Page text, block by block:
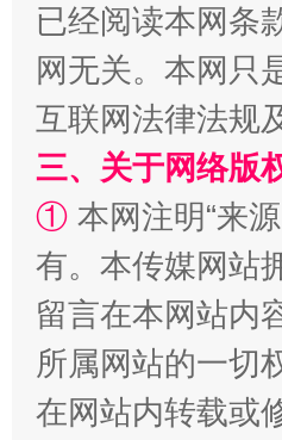
解纷+调解+退费，一次
已经阅读本网条
网无关。本网只
互联网法律法规
三、关于网络版
① 本网注明“来
有。本传媒网站
留言在本网站内
所属网站的一切
在网站内转载或